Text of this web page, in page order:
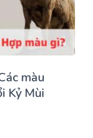
màu
Kỷ Mùi